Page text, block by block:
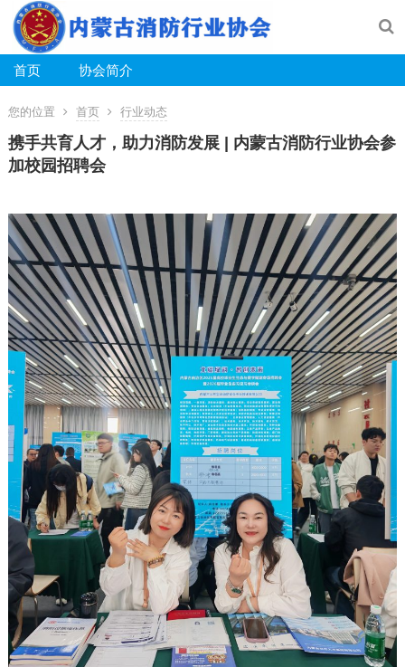
首页 协会简介
您的位置 首页 行业动态
携手共育人才，助力消防发展 | 内蒙古消防行业协会参
加校园招聘会